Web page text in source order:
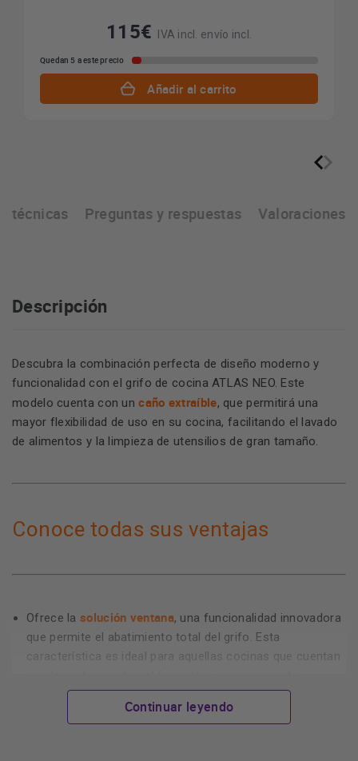
115€ IVA incl. envío incl.
Quedan 5 a este precio
Añadir al carrito
técnicas Preguntas y respuestas Valoraciones
Descripción
Descubra la combinación perfecta de diseño moderno y
funcionalidad con el grifo de cocina ATLAS NEO. Este
modelo cuenta con uncaño extraíble, que permitirá una
mayor flexibilidad de uso en su cocina, facilitando el lavado
de alimentos y la limpieza de utensilios de gran tamaño.
Conoce todas sus ventajas
Ofrece la solución ventana, una funcionalidad innovadora
que permite el abatimiento total del grifo. Esta
característica es ideal para aquellas cocinas que cuentan
manejar el grifo sin obstáculos.
El grifo ATLAS NEO se destaca por sudiseño minimalista
Continuar leyendo